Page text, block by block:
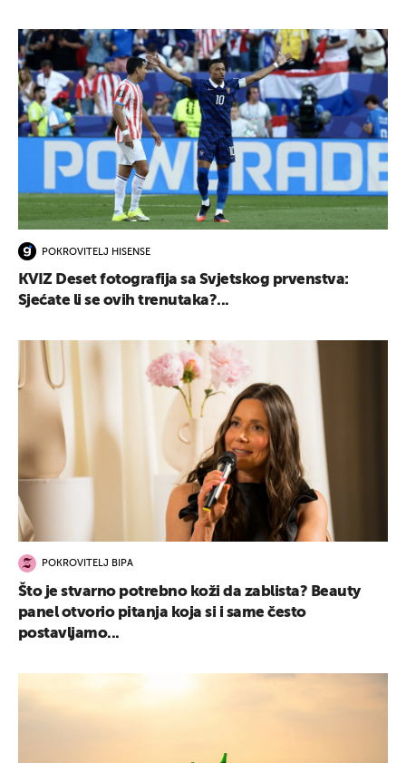
POKROVITELJ HISENSE
KVIZ Deset fotografija sa Svjetskog prvenstva:
Sjećate li se ovih trenutaka?...
POKROVITELJ BIPA
Što je stvarno potrebno koži da zablista? Beauty
panel otvorio pitanja koja si i same često
postavljamo...